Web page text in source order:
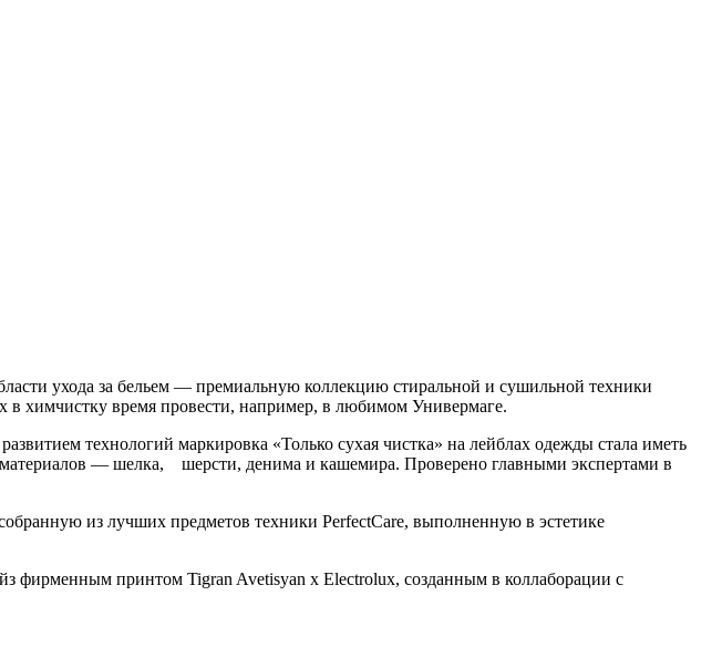
ухода за бельем — премиальную коллекцию стиральной и сушильной техники
в химчистку время провести, например, в любимом Универмаге.
технологий маркировка «Только сухая чистка» на лейблах одежды стала иметь
материалов — шелка, шерсти, денима и кашемира. Проверено главными экспертами в
из лучших предметов техники PerfectCare, выполненную в эстетике
фирменным принтом Tigran Avetisyan x Electrolux, созданным в коллаборации с